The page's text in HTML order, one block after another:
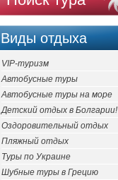
Виды отдыха
VIP-туризм
Автобусные туры
Автобусные туры на море
Детский отдых в Болгарии!
Оздоровительный отдых
Пляжный отдых
Туры по Украине
Шубные туры в Грецию